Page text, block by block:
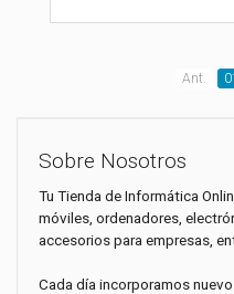
Ant.
Sobre Nosotros
Tu Tienda de Informática
móviles, ordenadores,
accesorios para empresas,
Cada día incorporamos